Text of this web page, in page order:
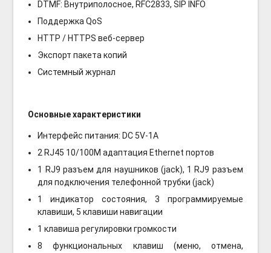
DTMF: Внутриполосное, RFC2833, SIP INFO
Поддержка QoS
HTTP / HTTPS веб-сервер
Экспорт пакета копий
Системный журнал
Основные характеристики
Интерфейс питания: DC 5V-1A
2 RJ45 10/100M адаптация Ethernet портов
1 RJ9 разъем для наушников (jack), 1 RJ9 разъем
для подключения телефонной трубки (jack)
1 индикатор состояния, 3 программируемые
клавиши, 5 клавиши навигации
1 клавиша регулировки громкости
8 функциональных клавиш (меню, отмена,